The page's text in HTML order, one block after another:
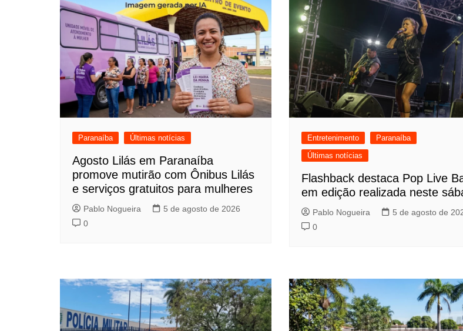
Paranaíba Últimas notícias
Agosto Lilás em Paranaíba
promove mutirão com Ônibus Lilás
e serviços gratuitos para mulheres
Pablo Nogueira
5 de agosto de 2026
0
Entretenimento
Paranaíba
Últimas notícias
Flashback destaca Pop Live
em edição realizada neste
Pablo Nogueira
5 de agosto de
0